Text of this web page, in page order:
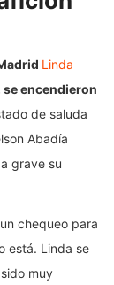
Linda
se encendieron
de saluda
Abadía
grave su
chequeo para
está. Linda se
muy